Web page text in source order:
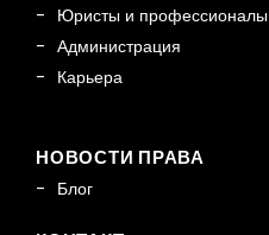
Юристы и профессионалы
Администрация
Карьера
НОВОСТИ ПРАВА
Блог